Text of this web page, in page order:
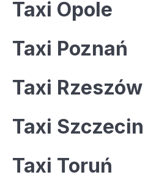
Taxi Opole
Taxi Poznań
Taxi Rzeszów
Taxi Szczecin
Taxi Toruń